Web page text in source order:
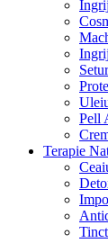
Pell
Terapie